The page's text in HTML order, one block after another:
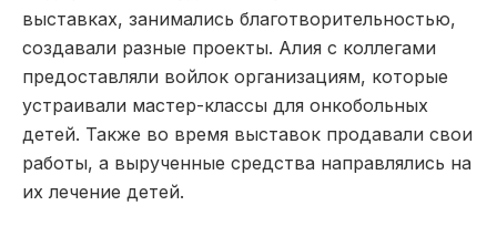
выставках, занимались благотворительностью,
создавали разные проекты. Алия с коллегами
предоставляли войлок организациям, которые
устраивали мастер-классы для онкобольных
детей. Также во время выставок продавали свои
работы, а вырученные средства направлялись на
их лечение детей.